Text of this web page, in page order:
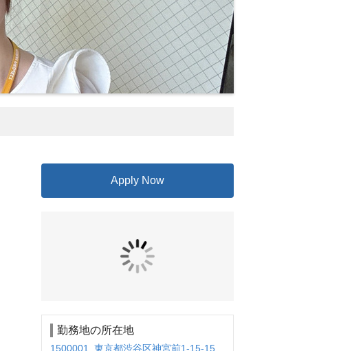
Apply Now
勤務地の所在地
1500001 東京都渋谷区神宮前1-15-15